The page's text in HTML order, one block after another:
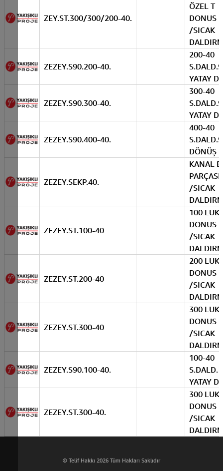
ZEY.ST.300/300/200-40.
ÖZEL T
DONUS
/SICAK
ZEZEY.S90.200-40.
200-40
YATAY
ZEZEY.S90.300-40.
300-40
YATAY
ZEZEY.S90.400-40.
400-40
DÖNÜŞ
ZEZEY.SEKP.40.
KANAL
/SICAK
ZEZEY.ST.100-40
100 LUK T
DONUS
/SICAK
ZEZEY.ST.200-40
200 LUK
DONUS
/SICAK
ZEZEY.ST.300-40
300 LUK
DONUS
/SICAK
ZEZEY.S90.100-40.
100-40
S.DALD.
YATAY
ZEZEY.ST.300-40.
300 LUK
DONUS
/SICAK
© Telif Hakkı 2026 Tüm Hakları Saklıdır